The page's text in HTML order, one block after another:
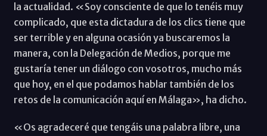
la actualidad. «Soy consciente de que lo tenéis muy
complicado, que esta dictadura de los clics tiene que
ser terrible y en alguna ocasión ya buscaremos la
manera, con la Delegación de Medios, porque me
gustaría tener un diálogo con vosotros, mucho más
que hoy, en el que podamos hablar también de los
retos de la comunicación aquí en Málaga», ha dicho.
«Os agradeceré que tengáis una palabra libre, una